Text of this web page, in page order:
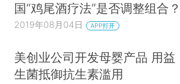
国“鸡尾酒疗法”是否调整组合？
2019年08月04日 APP打开
美创业公司开发母婴产品 用益
生菌抵御抗生素滥用